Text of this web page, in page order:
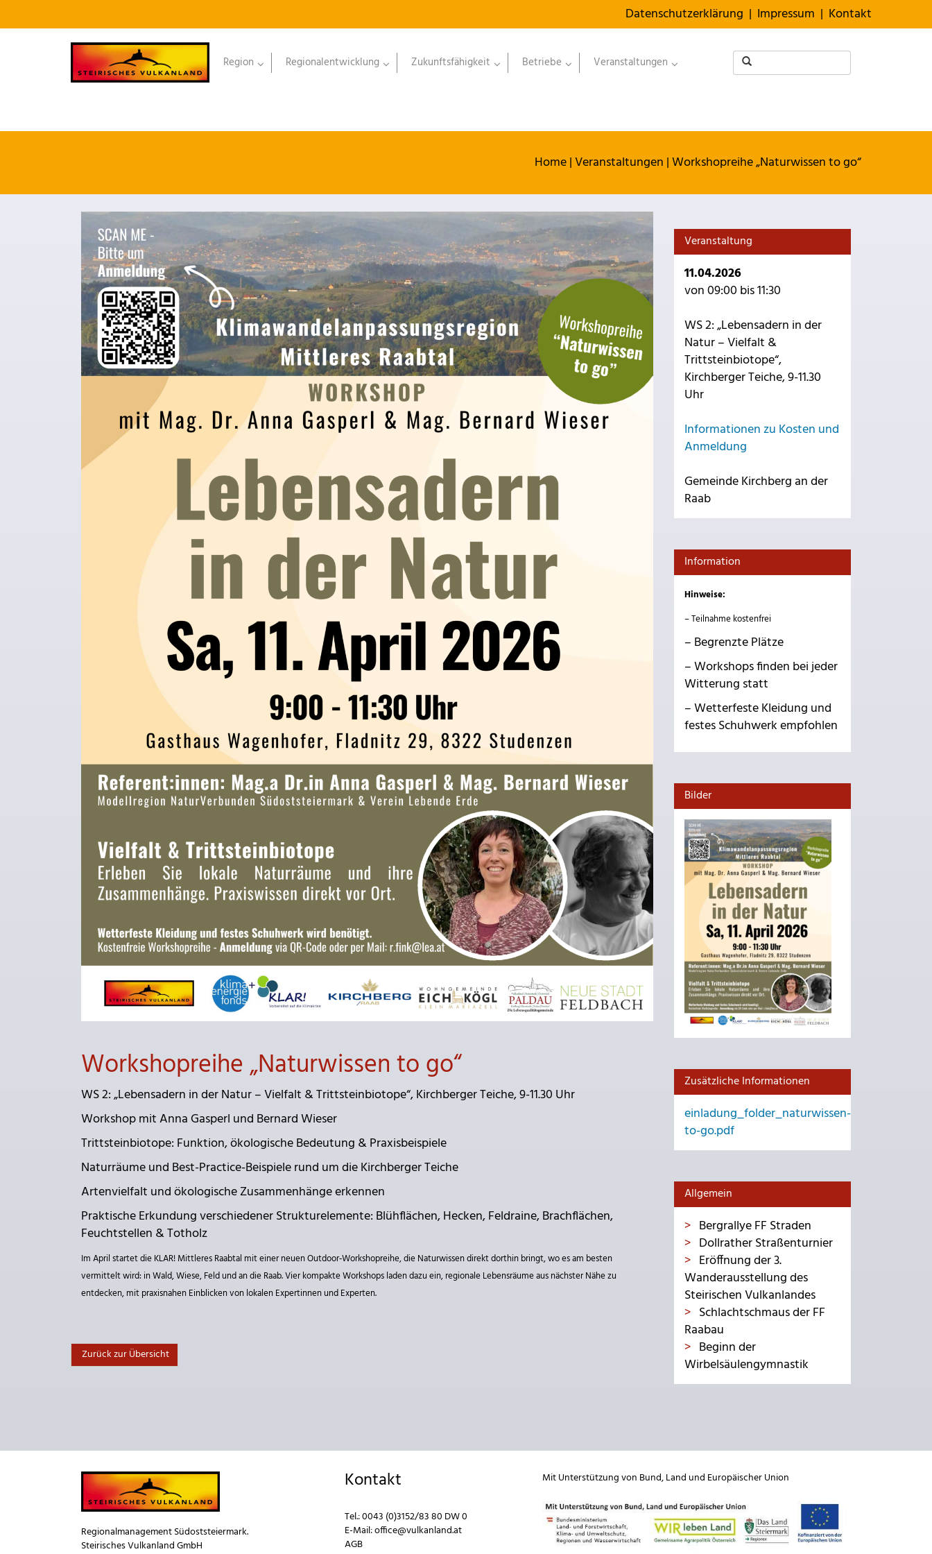
Datenschutzerklärung | Impressum | Kontakt
Region Regionalentwicklung Zukunftsfähigkeit Betriebe Veranstaltungen
Home|Veranstaltungen |Workshopreihe „Naturwissen to go“
Workshopreihe „Naturwissen to go“
WS 2: „Lebensadern in der Natur – Vielfalt & Trittsteinbiotope“, Kirchberger Teiche, 9-11.30 Uhr
Workshop mit Anna Gasperl und Bernard Wieser
Trittsteinbiotope: Funktion, ökologische Bedeutung & Praxisbeispiele
Naturräume und Best-Practice-Beispiele rund um die Kirchberger Teiche
Artenvielfalt und ökologische Zusammenhänge erkennen
Praktische Erkundung verschiedener Strukturelemente: Blühflächen, Hecken, Feldraine, Brachflächen,
Feuchtstellen & Totholz
Im April startet die KLAR! Mittleres Raabtal mit einer neuen Outdoor‑Workshopreihe, die Naturwissen direkt dorthin bringt, wo es am besten
vermittelt wird: in Wald, Wiese, Feld und an die Raab. Vier kompakte Workshops laden dazu ein, regionale Lebensräume aus nächster Nähe zu
entdecken, mit praxisnahen Einblicken von lokalen Expertinnen und Experten.
Zurück zur Übersicht
Veranstaltung
11.04.2026
von 09:00 bis 11:30
WS 2: „Lebensadern in der
Natur – Vielfalt &
Trittsteinbiotope“,
Kirchberger Teiche, 9-11.30
Uhr
Informationen zu Kosten und
Anmeldung
Gemeinde Kirchberg an der
Raab
Information
Hinweise:
– Teilnahme kostenfrei
– Begrenzte Plätze
– Workshops finden bei jeder
Witterung statt
– Wetterfeste Kleidung und
festes Schuhwerk empfohlen
Bilder
Zusätzliche Informationen
einladung_folder_naturwissen-
to-go.pdf
Allgemein
Bergrallye FF Straden
Dollrather Straßenturnier
Eröffnung der 3.
Wanderausstellung des
Steirischen Vulkanlandes
Schlachtschmaus der FF
Raabau
Beginn der
Wirbelsäulengymnastik
Regionalmanagement Südoststeiermark.
Steirisches Vulkanland GmbH
Kontakt
Tel.:0043 (0)3152/83 80 DW 0
E-Mail:office@vulkanland.at
AGB
Mit Unterstützung von Bund,Land und Europäischer Union